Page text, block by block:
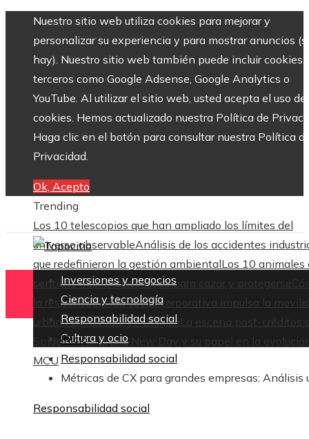
Nuestro sitio web utiliza cookies para mejorar y
personalizar su experiencia y para mostrar anuncios
hay). Nuestro sitio web también puede incluir cookies
terceros como Google Adsense, Google Analytics o
YouTube. Al utilizar el sitio web, usted acepta el uso de
cookies. Hemos actualizado nuestra Política de
Haga clic en el botón para consultar nuestra Política
Privacidad.
Ok, Acepto
Trending
Los 10 telescopios que han ampliado los límites del
universo observableAnálisis de los accidentes
que redefinieron la gestión ambientalLos 10 animales
sentidos más desarrollados para cazar y protegerse
la responsabilidad social corporativa impulsa la
urbana sostenible en Bélgica La escena post-créditos
Spider-Man: Brand New Day y su papel en la
MCU
Inversiones y negocios
Ciencia y tecnología
Responsabilidad social
Cultura y ocio
Inicio
Responsabilidad social
Métricas de CX para grandes empresas: Análisis
Responsabilidad social